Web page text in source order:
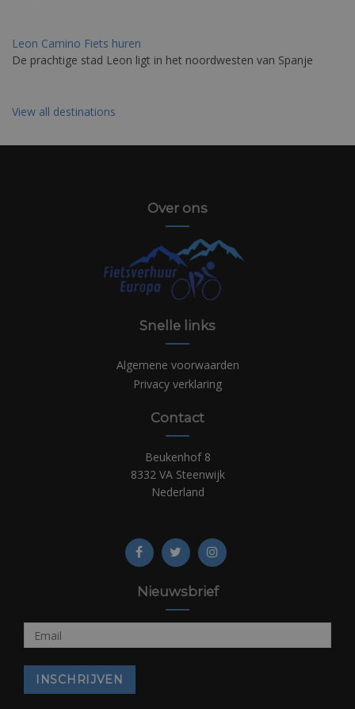
Leon Camino Fiets huren
De prachtige stad Leon ligt in het noordwesten van Spanje
View all destinations
Over ons
Snelle links
Algemene voorwaarden
Privacy verklaring
Contact
Beukenhof 8
8332 VA Steenwijk
Nederland
Nieuwsbrief